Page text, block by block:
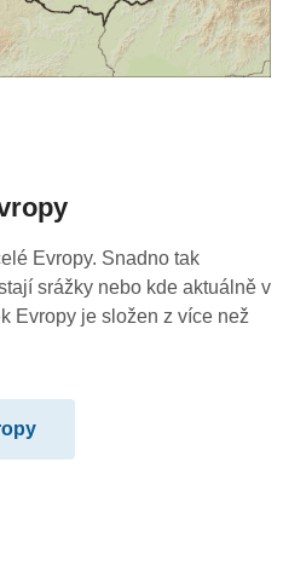
Evropy. Snadno tak
srážky nebo kde aktuálně v
Evropy je složen z více než